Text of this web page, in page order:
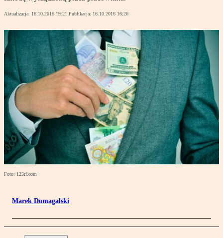
Aktualizacja: 16.10.2016 19:21 Publikacja: 16.10.2016 16:26
Foto: 123rf.com
Marek Domagalski